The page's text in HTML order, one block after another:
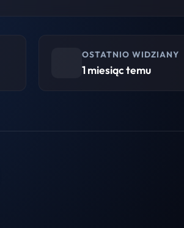
OSTATNIO WIDZIANY
1 miesiąc temu